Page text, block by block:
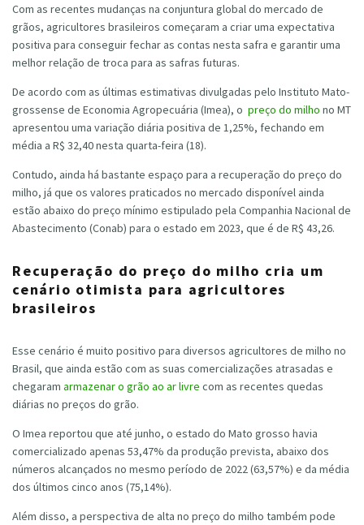
Com as recentes mudanças na conjuntura global do mercado de
grãos, agricultores brasileiros começaram a criar uma expectativa
positiva para conseguir fechar as contas nesta safra e garantir uma
melhor relação de troca para as safras futuras.
De acordo com as últimas estimativas divulgadas pelo Instituto Mato-
grossense de Economia Agropecuária (Imea), o preço do milho no MT
apresentou uma variação diária positiva de 1,25%, fechando em
média a R$ 32,40 nesta quarta-feira (18).
Contudo, ainda há bastante espaço para a recuperação do preço do
milho, já que os valores praticados no mercado disponível ainda
estão abaixo do preço mínimo estipulado pela Companhia Nacional de
Abastecimento (Conab) para o estado em 2023, que é de R$ 43,26.
Recuperação do preço do milho cria um
cenário otimista para agricultores
brasileiros
Esse cenário é muito positivo para diversos agricultores de milho no
Brasil, que ainda estão com as suas comercializações atrasadas e
chegaram armazenar o grão ao ar livre com as recentes quedas
diárias no preços do grão.
O Imea reportou que até junho, o estado do Mato grosso havia
comercializado apenas 53,47% da produção prevista, abaixo dos
números alcançados no mesmo período de 2022 (63,57%) e da média
dos últimos cinco anos (75,14%).
Além disso, a perspectiva de alta no preço do milho também pode